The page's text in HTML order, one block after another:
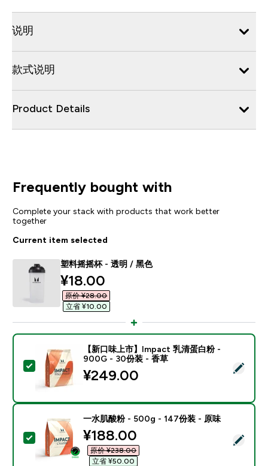
说明
款式说明
Product Details
Frequently bought with
Complete your stack with products that work better
together
Current item selected
塑料摇摇杯 - 透明 / 黑色
discounted price
¥18.00‎
原价 ¥28.00‎
立省 ¥10.00‎
Select this product - 【新口味上市】Impact 乳清蛋
【新口味上市】Impact 乳清蛋白粉 -
900G - 30份装 - 香草
¥249.00‎
Select this product - 一水肌酸粉 - 500g - 147份装 -
一水肌酸粉 - 500g - 147份装 - 原味
discounted price
¥188.00‎
原价 ¥238.00‎
立省 ¥50.00‎